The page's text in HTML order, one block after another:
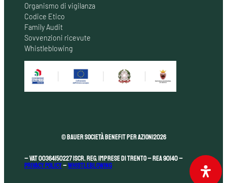
Organismo di vigilanza
Codice Etico
Family Audit
Sovvenzioni ricevute
Whistleblowing
© Bauer Società Benefit per Azioni2026
– VAT 00364150227 Iscr. Reg. Imprese di Trento – REA 90140 –
Privacy Policy–Whistleblowing